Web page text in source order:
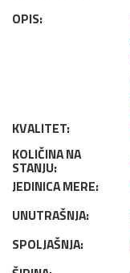
OPIS:
KVALITET:
KOLIČINA NA
STANJU:
JEDINICA MERE:
UNUTRAŠNJA:
SPOLJAŠNJA: